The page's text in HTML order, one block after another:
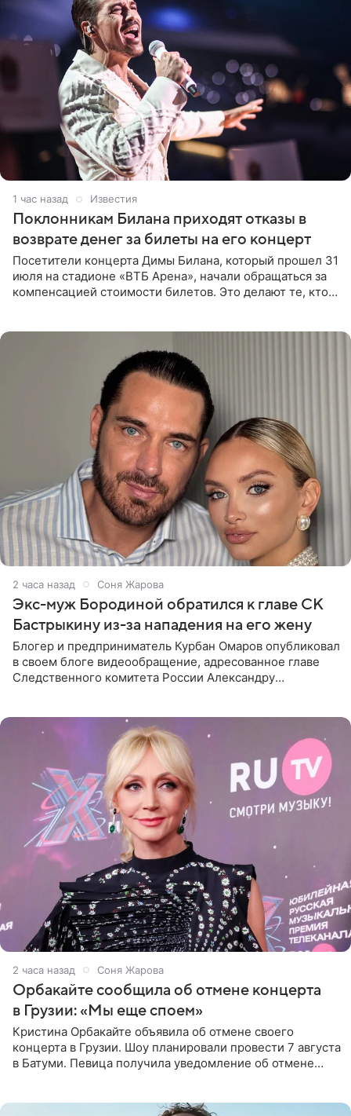
1 час назад Известия
Поклонникам Билана приходят отказы в
возврате денег за билеты на его концерт
Посетители концерта Димы Билана, который прошел 31
июля на стадионе «ВТБ Арена», начали обращаться за
компенсацией стоимости билетов. Это делают те, кто
2 часа назад Соня Жарова
Экс-муж Бородиной обратился к главе СК
Бастрыкину из-за нападения на его жену
Блогер и предприниматель Курбан Омаров опубликовал
в своем блоге видеообращение, адресованное главе
Следственного комитета России Александру
2 часа назад Соня Жарова
Орбакайте сообщила об отмене концерта
в Грузии: «Мы еще споем»
Кристина Орбакайте объявила об отмене своего
концерта в Грузии. Шоу планировали провести 7 августа
в Батуми. Певица получила уведомление об отмене